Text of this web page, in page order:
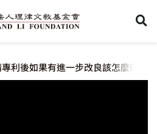
利後如果有進一步改良該怎麼辦？